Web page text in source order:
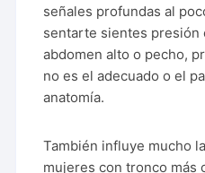
señales profundas al
sentarte sientes presión
abdomen alto o pecho,
no es el adecuado o el
anatomía.
También influye mucho
mujeres con tronco más